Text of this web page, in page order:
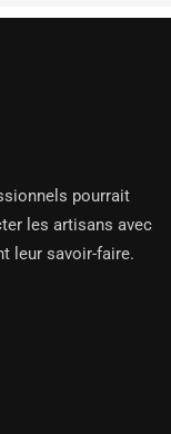
pourrait
les artisans avec
leur savoir-faire.